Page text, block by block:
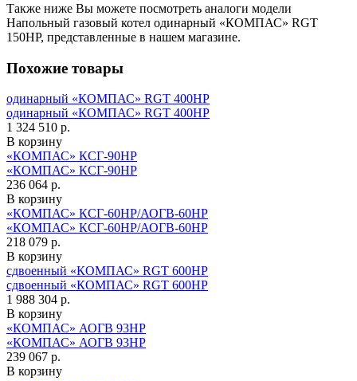
Также ниже Вы можете посмотреть аналоги модели
Напольный газовый котел одинарный «КОМПАС» RGT
150HP, представленные в нашем магазине.
Похожие товары
одинарный «КОМПАС» RGT 400HP
одинарный «КОМПАС» RGT 400HP
1 324 510 р.
В корзину
«КОМПАС» КСГ-90НР
«КОМПАС» КСГ-90НР
236 064 р.
В корзину
«КОМПАС» КСГ-60НР/АОГВ-60НР
«КОМПАС» КСГ-60НР/АОГВ-60НР
218 079 р.
В корзину
сдвоенный «КОМПАС» RGT 600HP
сдвоенный «КОМПАС» RGT 600HP
1 988 304 р.
В корзину
«КОМПАС» АОГВ 93НР
«КОМПАС» АОГВ 93НР
239 067 р.
В корзину